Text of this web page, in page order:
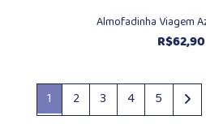
Almofadinha Viagem
R$62,90
1 2 3 4 5